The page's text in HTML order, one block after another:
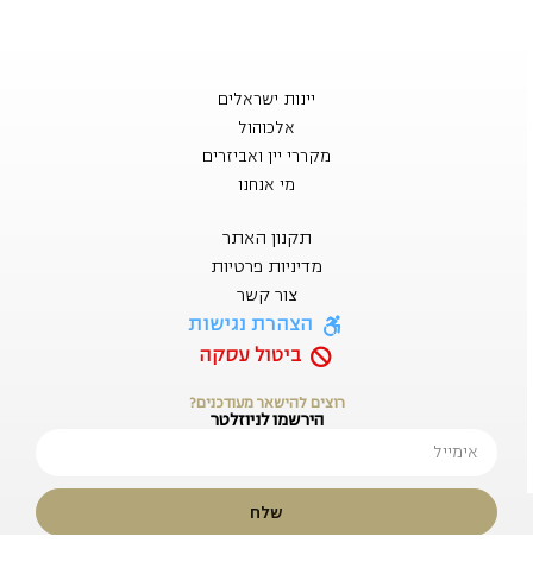
יינות ישראלים
אלכוהול
מקררי יין ואביזרים
מי אנחנו
תקנון האתר
מדיניות פרטיות
צור קשר
הצהרת נגישות
ביטול עסקה
רוצים להישאר מעודכנים?
הירשמו לניוזלטר
שלח